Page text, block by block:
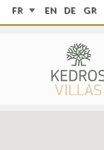
FR EN DE GR